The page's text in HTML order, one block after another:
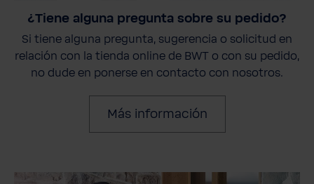
¿Tiene alguna pregunta sobre su pedido?
Si tiene alguna pregunta, sugerencia o solicitud en
relación con la tienda online de BWT o con su pedido,
no dude en ponerse en contacto con nosotros.
Más información